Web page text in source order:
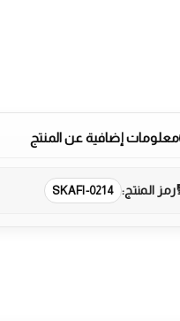
معلومات إضافية عن المنتج
رمز المنتج: SKAFI-0214